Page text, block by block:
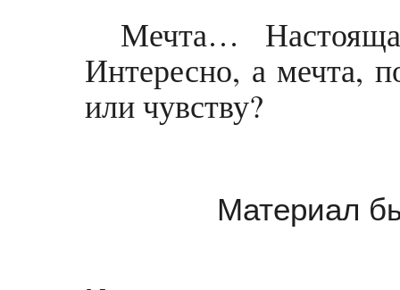
Мечта…
Интересно, а мечта,
или чувству?
Материал